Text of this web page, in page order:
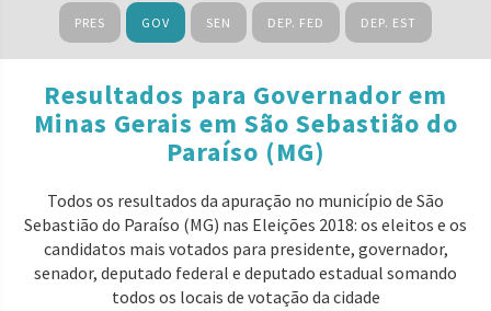
PRES GOV SEN DEP. FED DEP. EST
Resultados para Governador em
Minas Gerais em São Sebastião do
Paraíso (MG)
Todos os resultados da apuração no município de São
Sebastião do Paraíso (MG) nas Eleições 2018: os eleitos e os
candidatos mais votados para presidente, governador,
senador, deputado federal e deputado estadual somando
todos os locais de votação da cidade